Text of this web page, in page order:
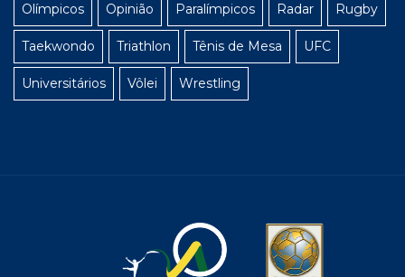
Olímpicos Opinião Paralímpicos Radar Rugby
Taekwondo Triathlon Tênis de Mesa UFC
Universitários Vôlei Wrestling